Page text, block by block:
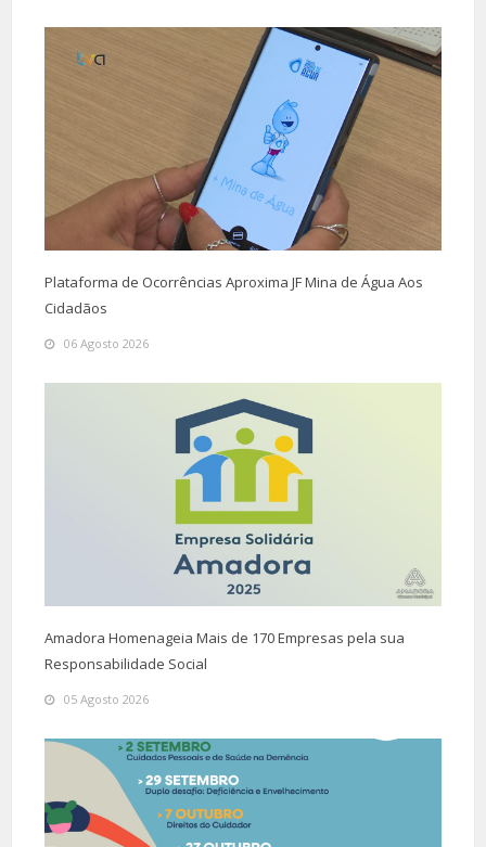
Plataforma de Ocorrências Aproxima JF Mina de Água Aos
Cidadãos
06 Agosto 2026
Amadora Homenageia Mais de 170 Empresas pela sua
Responsabilidade Social
05 Agosto 2026